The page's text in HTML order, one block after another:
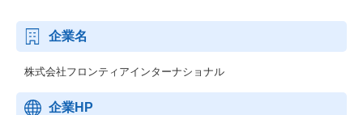
企業名
株式会社フロンティアインターナショナル
企業HP